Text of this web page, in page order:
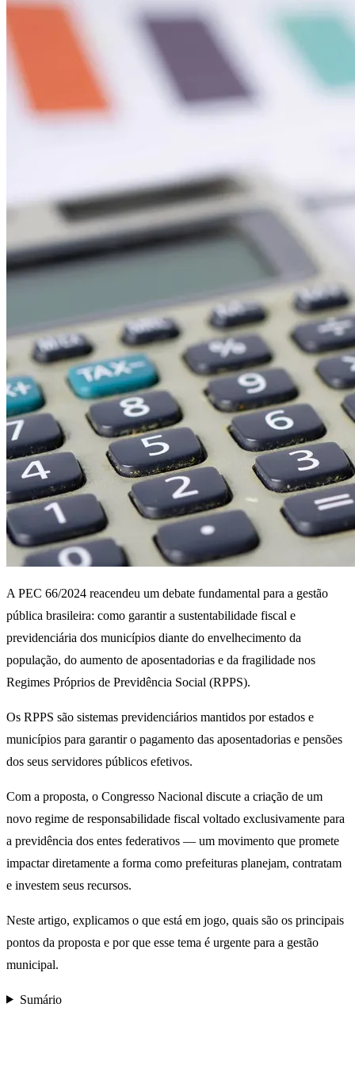
A PEC 66/2024 reacendeu um debate fundamental para a gestão
pública brasileira: como garantir a sustentabilidade fiscal e
previdenciária dos municípios diante do envelhecimento da
população, do aumento de aposentadorias e da fragilidade nos
Regimes Próprios de Previdência Social (RPPS).
Os RPPS são sistemas previdenciários mantidos por estados e
municípios para garantir o pagamento das aposentadorias e pensões
dos seus servidores públicos efetivos.
Com a proposta, o Congresso Nacional discute a criação de um
novo regime de responsabilidade fiscal voltado exclusivamente para
a previdência dos entes federativos — um movimento que promete
impactar diretamente a forma como prefeituras planejam, contratam
e investem seus recursos.
Neste artigo, explicamos o que está em jogo, quais são os principais
pontos da proposta e por que esse tema é urgente para a gestão
municipal.
Sumário